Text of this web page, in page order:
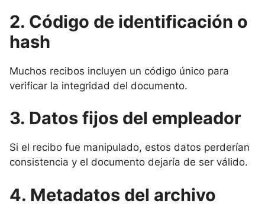
2. Código de identificación o
hash
Muchos recibos incluyen un código único para
verificar la integridad del documento.
3. Datos fijos del empleador
Si el recibo fue manipulado, estos datos perderían
consistencia y el documento dejaría de ser válido.
4. Metadatos del archivo